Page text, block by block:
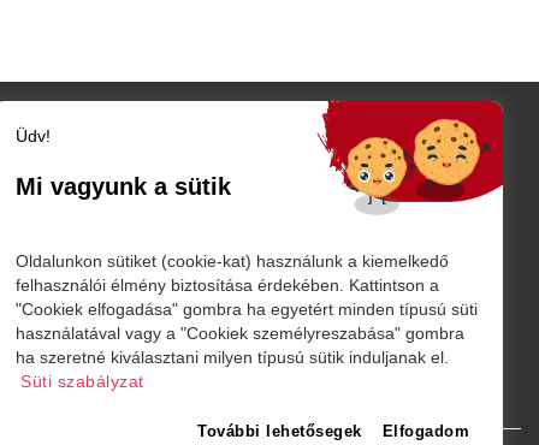
Szatmár megye
Szatmárnémeti
Nagykároly
Belföld
Külföld
Sport
Üdv!
Mi vagyunk a sütik
Oldalunkon sütiket (cookie-kat) használunk a kiemelkedő
felhasználói élmény biztosítása érdekében. Kattintson a
"Cookiek elfogadása" gombra ha egyetért minden típusú süti
használatával vagy a "Cookiek személyreszabása" gombra
ha szeretné kiválasztani milyen típusú sütik induljanak el.
Süti szabályzat
További lehetősegek Elfogadom